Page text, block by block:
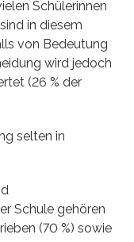
Schülerinnen
in diesem
von Bedeutung
wird jedoch
(26 % der
selten in
Schule gehören
(70 %) sowie